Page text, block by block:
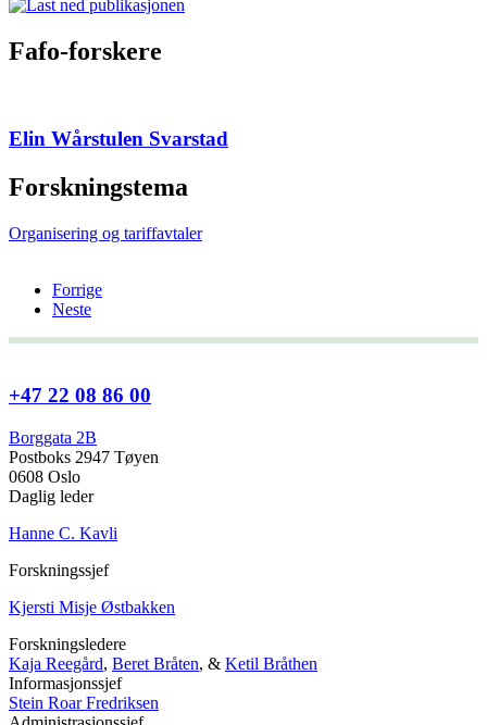
Fafo-forskere
Elin Wårstulen Svarstad
Forskningstema
Organisering og tariffavtaler
Forrige
Neste
+47 22 08 86 00
Borggata 2B
Postboks 2947 Tøyen
0608 Oslo
Daglig leder
Hanne C. Kavli
Forskningssjef
Kjersti Misje Østbakken
Forskningsledere
Kaja Reegård, Beret Bråten, & Ketil Bråthen
Informasjonssjef
Stein Roar Fredriksen